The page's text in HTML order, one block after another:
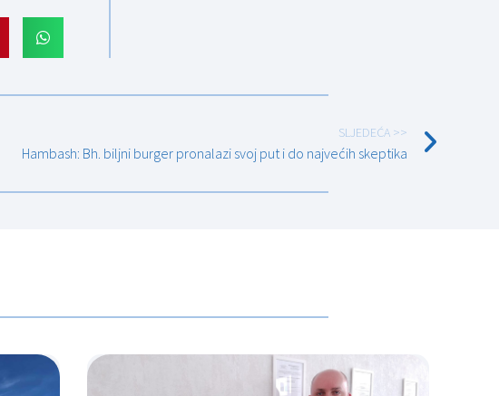
SLJEDEĆA >>
Hambash: Bh. biljni burger pronalazi svoj put i do najvećih skeptika